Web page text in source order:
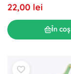
22,00 lei
În coș